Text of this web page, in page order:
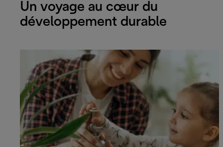
Un voyage au cœur du
développement durable